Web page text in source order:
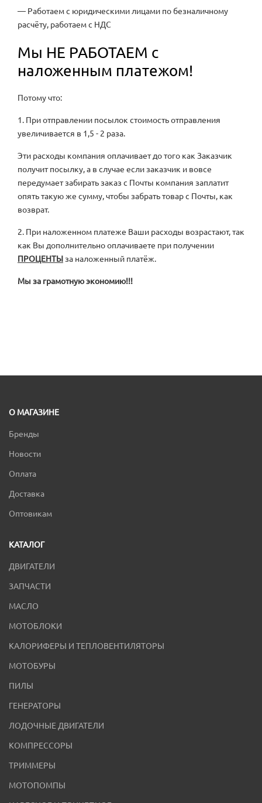
— Работаем с юридическими лицами по безналичному
расчёту, работаем с НДС
Мы НЕ РАБОТАЕМ с
наложенным платежом!
Потому что:
1. При отправлении посылок стоимость отправления
увеличивается в 1,5 - 2 раза.
Эти расходы компания оплачивает до того как Заказчик
получит посылку, а в случае если заказчик и вовсе
передумает забирать заказ с Почты компания заплатит
опять такую же сумму, чтобы забрать товар с Почты, как
возврат.
2. При наложенном платеже Ваши расходы возрастают, так
как Вы дополнительно оплачиваете при получении
ПРОЦЕНТЫ за наложенный платёж.
Мы за грамотную экономию!!!
О МАГАЗИНЕ
Бренды
Новости
Оплата
Доставка
Оптовикам
КАТАЛОГ
ДВИГАТЕЛИ
ЗАПЧАСТИ
МАСЛО
МОТОБЛОКИ
КАЛОРИФЕРЫ И ТЕПЛОВЕНТИЛЯТОРЫ
МОТОБУРЫ
ПИЛЫ
ГЕНЕРАТОРЫ
ЛОДОЧНЫЕ ДВИГАТЕЛИ
КОМПРЕССОРЫ
ТРИММЕРЫ
МОТОПОМПЫ